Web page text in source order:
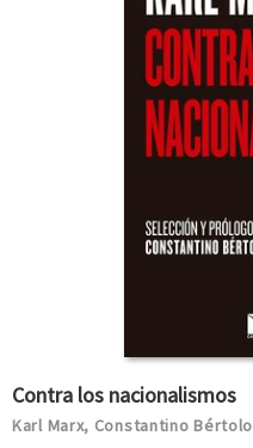
Contra los nacionalismos
Karl Marx, Constantino Bértolo